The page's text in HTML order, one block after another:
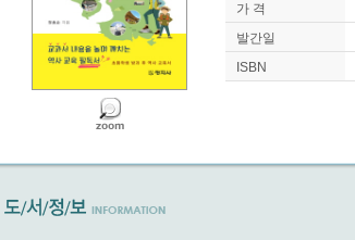
가 격
발간일
ISBN